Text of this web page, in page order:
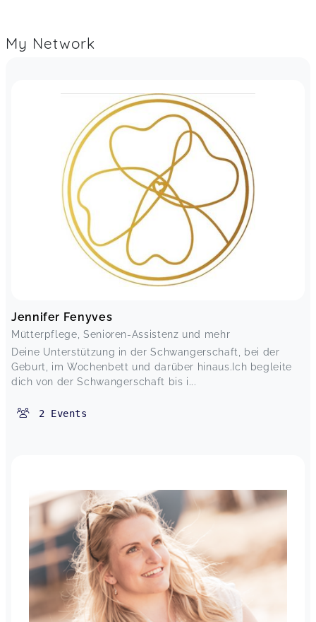
My Network
Jennifer Fenyves
Mütterpflege, Senioren-Assistenz und mehr
Deine Unterstützung in der Schwangerschaft, bei der
Geburt, im Wochenbett und darüber hinaus.Ich begleite
dich von der Schwangerschaft bis i...
2 Events